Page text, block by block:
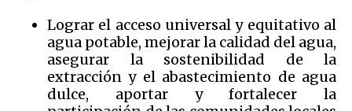
Lograr el acceso universal y equitativo al
agua potable, mejorar la calidad del agua,
asegurar la sostenibilidad de la
extracción y el abastecimiento de agua
dulce, aportar y fortalecer la